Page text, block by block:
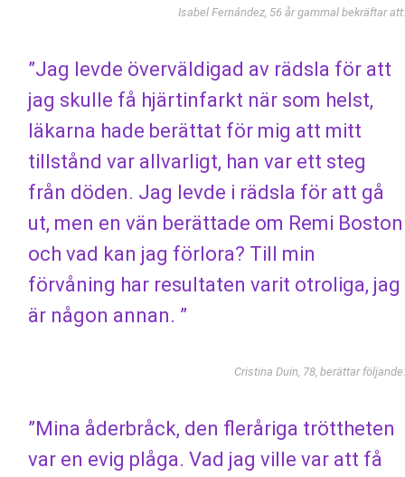
Isabel Fernández, 56 år gammal bekräftar att:
”Jag levde överväldigad av rädsla för att
jag skulle få hjärtinfarkt när som helst,
läkarna hade berättat för mig att mitt
tillstånd var allvarligt, han var ett steg
från döden. Jag levde i rädsla för att gå
ut, men en vän berättade om Remi Boston
och vad kan jag förlora? Till min
förvåning har resultaten varit otroliga, jag
är någon annan. ”
Cristina Duin, 78, berättar följande:
”Mina åderbråck, den fleråriga tröttheten
var en evig plåga. Vad jag ville var att få